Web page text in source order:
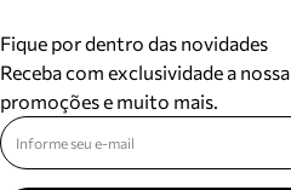
Fique por dentro das novidades
Receba com exclusividade a
promoções e muito mais.